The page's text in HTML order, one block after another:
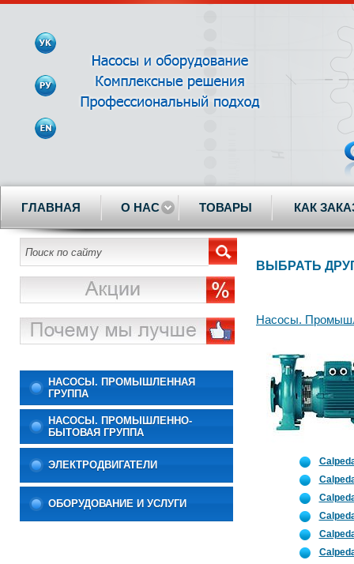
ГЛАВНАЯ О НАС ТОВАРЫ КАК
НАСОСЫ. ПРОМЫШЛЕННАЯ
ГРУППА
НАСОСЫ. ПРОМЫШЛЕННО-
БЫТОВАЯ ГРУППА
ЭЛЕКТРОДВИГАТЕЛИ
ОБОРУДОВАНИЕ И УСЛУГИ
ВЫБРАТЬ
Насосы.